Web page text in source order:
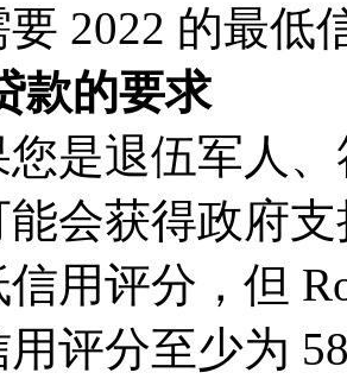
2022 的最低
款的要求
您是退伍军人
能会获得政府
用评分，但
用评分至少为